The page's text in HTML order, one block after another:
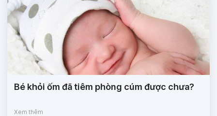
Bé khỏi ốm đã tiêm phòng cúm được chưa?
Xem thêm